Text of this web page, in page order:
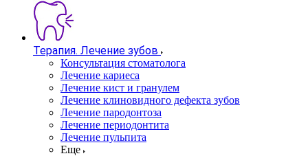
Терапия. Лечение зубов
Консультация стоматолога
Лечение кариеса
Лечение кист и гранулем
Лечение клиновидного дефекта зубов
Лечение пародонтоза
Лечение периодонтита
Лечение пульпита
Еще